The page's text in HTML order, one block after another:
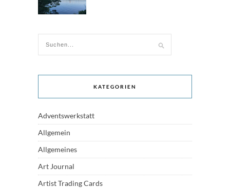
KATEGORIEN
Adventswerkstatt
Allgemein
Allgemeines
Art Journal
Artist Trading Cards